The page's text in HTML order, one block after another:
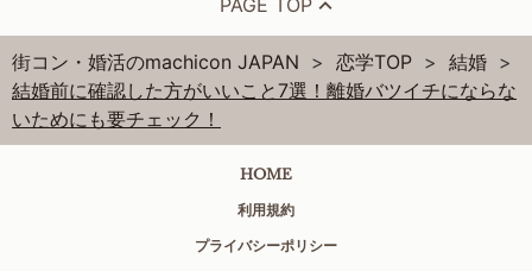
PAGE TOP
街コン・婚活のmachicon JAPAN 恋学TOP
結婚
結婚前に確認した方がいいこと7選！離婚バツイチにならな
いためにも要チェック！
HOME
利用規約
プライバシーポリシー